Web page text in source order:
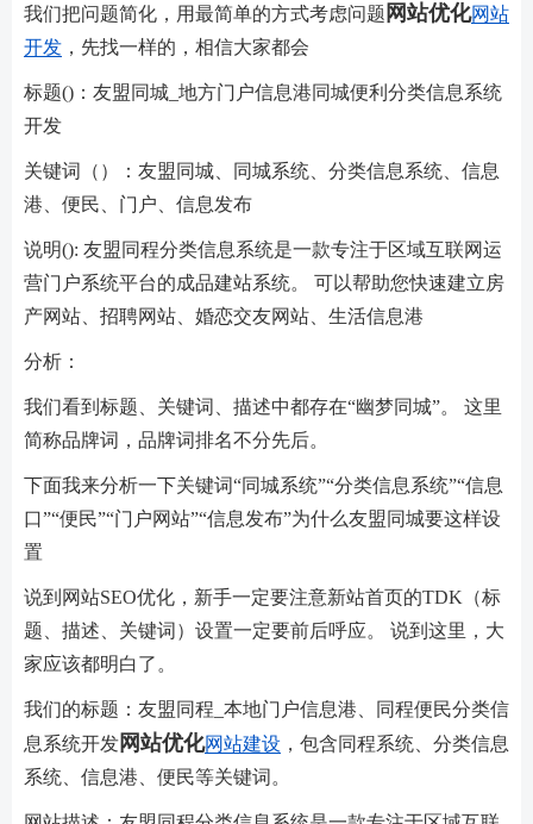
我们把问题简化，用最简单的方式考虑问题 网站优化网站
开发 ，先找一样的，相信大家都会
标题()：友盟同城_地方门户信息港同城便利分类信息系统
开发
关键词（）：友盟同城、同城系统、分类信息系统、信息
港、便民、门户、信息发布
说明(): 友盟同程分类信息系统是一款专注于区域互联网运
营门户系统平台的成品建站系统。 可以帮助您快速建立房
产网站、招聘网站、婚恋交友网站、生活信息港
分析：
我们看到标题、关键词、描述中都存在“幽梦同城”。 这里
简称品牌词，品牌词排名不分先后。
下面我来分析一下关键词“同城系统”“分类信息系统”“信息
口”“便民”“门户网站”“信息发布”为什么友盟同城要这样设
置
说到网站SEO优化，新手一定要注意新站首页的TDK（标
题、描述、关键词）设置一定要前后呼应。 说到这里，大
家应该都明白了。
我们的标题：友盟同程_本地门户信息港、同程便民分类信
息系统开发网站优化网站建设 ，包含同程系统、分类信息
系统、信息港、便民等关键词。